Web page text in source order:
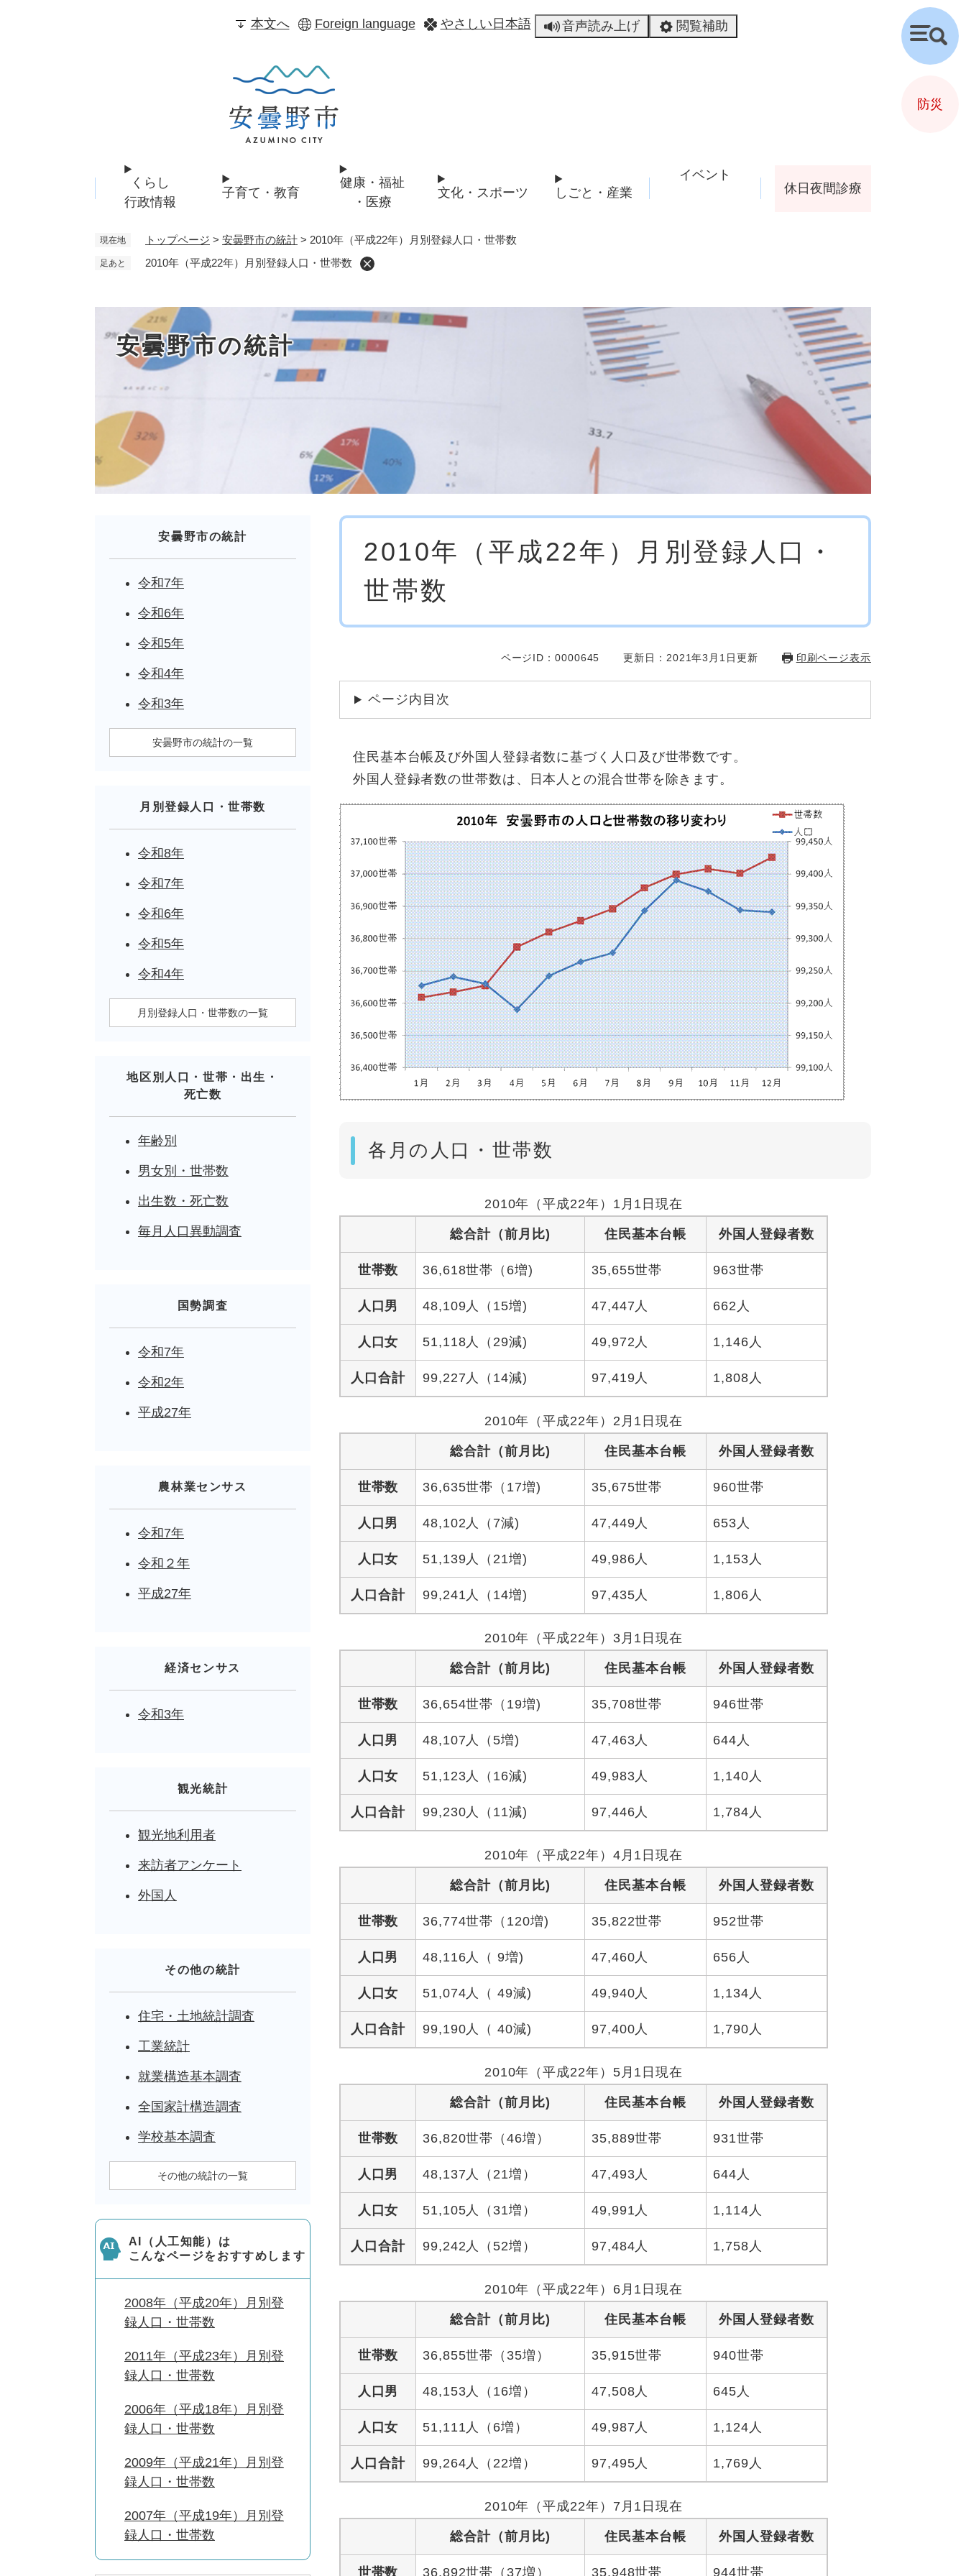
本文へ Foreign language やさしい日本語 音声読み上げ 閲覧補助
くらし
行政情報
子育て・教育
健康・福祉
・医療
文化・スポーツ しごと・産業
イベント
休日夜間診療
現在地 トップページ > 安曇野市の統計 > 2010年（平成22年）月別登録人口・世帯数
足あと 2010年（平成22年）月別登録人口・世帯数
安曇野市の統計
2010年（平成22年）月別登録人口・
世帯数
ページID：0000645 更新日：2021年3月1日更新 印刷ページ表示
ページ内目次
住民基本台帳及び外国人登録者数に基づく人口及び世帯数です。
外国人登録者数の世帯数は、日本人との混合世帯を除きます。
各月の人口・世帯数
2010年（平成22年）1月1日現在
総合計（前月比) 住民基本台帳 外国人登録者数
世帯数 36,618世帯（6増) 35,655世帯 963世帯
人口男 48,109人（15増) 47,447人 662人
人口女 51,118人（29減) 49,972人 1,146人
人口合計 99,227人（14減) 97,419人 1,808人
2010年（平成22年）2月1日現在
総合計（前月比) 住民基本台帳 外国人登録者数
世帯数 36,635世帯（17増) 35,675世帯 960世帯
人口男 48,102人（7減) 47,449人 653人
人口女 51,139人（21増) 49,986人 1,153人
人口合計 99,241人（14増) 97,435人 1,806人
2010年（平成22年）3月1日現在
総合計（前月比) 住民基本台帳 外国人登録者数
世帯数 36,654世帯（19増) 35,708世帯 946世帯
人口男 48,107人（5増) 47,463人 644人
人口女 51,123人（16減) 49,983人 1,140人
人口合計 99,230人（11減) 97,446人 1,784人
2010年（平成22年）4月1日現在
総合計（前月比) 住民基本台帳 外国人登録者数
世帯数 36,774世帯（120増) 35,822世帯 952世帯
人口男 48,116人（ 9増) 47,460人 656人
人口女 51,074人（ 49減) 49,940人 1,134人
人口合計 99,190人（ 40減) 97,400人 1,790人
2010年（平成22年）5月1日現在
総合計（前月比) 住民基本台帳 外国人登録者数
世帯数 36,820世帯（46増） 35,889世帯 931世帯
人口男 48,137人（21増） 47,493人 644人
人口女 51,105人（31増） 49,991人 1,114人
人口合計 99,242人（52増） 97,484人 1,758人
2010年（平成22年）6月1日現在
総合計（前月比) 住民基本台帳 外国人登録者数
世帯数 36,855世帯（35増） 35,915世帯 940世帯
人口男 48,153人（16増） 47,508人 645人
人口女 51,111人（6増） 49,987人 1,124人
人口合計 99,264人（22増） 97,495人 1,769人
2010年（平成22年）7月1日現在
総合計（前月比) 住民基本台帳 外国人登録者数
世帯数 36,892世帯（37増） 35,948世帯 944世帯
安曇野市の統計
令和7年
令和6年
令和5年
令和4年
令和3年
安曇野市の統計の一覧
月別登録人口・世帯数
令和8年
令和7年
令和6年
令和5年
令和4年
月別登録人口・世帯数の一覧
地区別人口・世帯・出生・
死亡数
年齢別
男女別・世帯数
出生数・死亡数
毎月人口異動調査
国勢調査
令和7年
令和2年
平成27年
農林業センサス
令和7年
令和２年
平成27年
経済センサス
令和3年
観光統計
観光地利用者
来訪者アンケート
外国人
その他の統計
住宅・土地統計調査
工業統計
就業構造基本調査
全国家計構造調査
学校基本調査
その他の統計の一覧
AI（人工知能）は
こんなページをおすすめします
2008年（平成20年）月別登
録人口・世帯数
2011年（平成23年）月別登
録人口・世帯数
2006年（平成18年）月別登
録人口・世帯数
2009年（平成21年）月別登
録人口・世帯数
2007年（平成19年）月別登
録人口・世帯数
検
索
防災